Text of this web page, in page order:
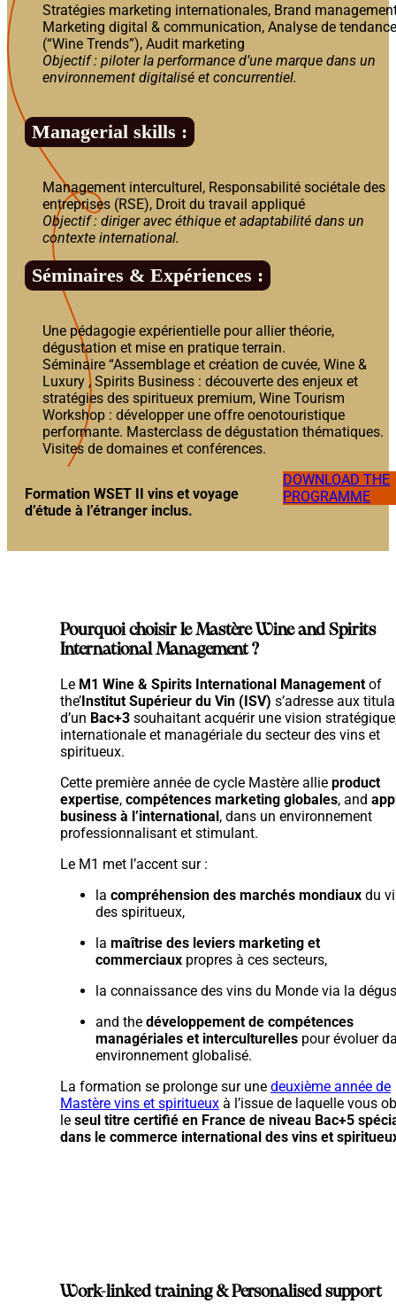
Stratégies marketing internationales, Brand
Marketing digital & communication, Analyse de
(“Wine Trends”), Audit marketing
Objectif : piloter la performance d’une marque dans un
environnement digitalisé et concurrentiel.
Managerial skills :
Management interculturel, Responsabilité sociétale des
entreprises (RSE), Droit du travail appliqué
Objectif : diriger avec éthique et adaptabilité dans un
contexte international.
Séminaires & Expériences :
Une pédagogie expérientielle pour allier théorie,
dégustation et mise en pratique terrain.
Séminaire “Assemblage et création de cuvée, Wine &
Luxury , Spirits Business : découverte des enjeux et
stratégies des spiritueux premium, Wine Tourism
Workshop : développer une offre oenotouristique
performante. Masterclass de dégustation thématiques.
Visites de domaines et conférences.
Formation WSET II vins et voyage
d’étude à l’étranger inclus.
DOWNLOAD THE
PROGRAMME
Pourquoi choisir le Mastère Wine and Spirits
International Management ?
Le M1 Wine & Spirits International Management of
the’ Institut Supérieur du Vin (ISV) s’adresse aux
d’un Bac+3 souhaitant acquérir une vision
internationale et managériale du secteur des vins et
spiritueux.
Cette première année de cycle Mastère allie product
expertise, compétences marketing globales, and
business à l’international , dans un environnement
professionnalisant et stimulant.
Le M1 met l’accent sur :
la compréhension des marchés mondiaux du
des spiritueux,
la maîtrise des leviers marketing et
commerciaux propres à ces secteurs,
la connaissance des vins du Monde via la
and the développement de compétences
managériales et interculturelles pour évoluer
environnement globalisé.
La formation se prolonge sur une deuxième année de
Mastère vins et spiritueux à l’issue de laquelle vous
le seul titre certifié en France de niveau Bac+5
dans le commerce international des vins et
Work-linked training & Personalised support